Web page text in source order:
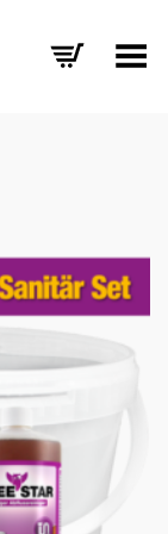
Menü umschalten